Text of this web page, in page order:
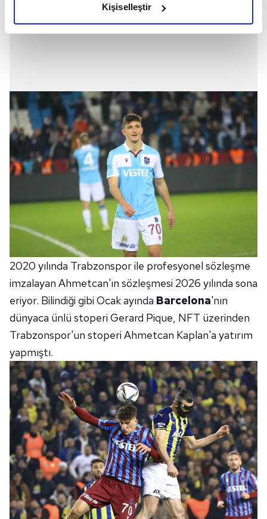
elimizden gelen çabayı gösterdiğimizi ve bu noktada,
gösterilmeyecektir."
Sizlere daha iyi bir hizmet sunabilmek için İnternet
Sitemizde kendimize ve üçüncü kişilere ait çerezler
kullanılmaktadır. Bu çerezler vasıtasıyla çeşitli kişisel
verileriniz işlenmekte olup gerekli olan çerezler bilgi
toplumu hizmetlerinin sunulması amacıyla
kullanılmaktadır. Diğer çerezler, sitemizin daha işlevsel
kılınması ve kişiselleştirilmesi ve sizlere yönelik
reklam/pazarlama faaliyetlerinin yapılması, amaçlarıyla
sınırlı olarak açık rızanız dahilinde kullanılacaktır.
Çerezlere ilişkin tercihlerinizi aşağıda yer alan panel
vasıtasıyla belirleyebilirsiniz. Çerezlere ilişkin detaylı bilgi
için Ayarlar butonuna tıklayabilir,Çerez Bilgilendirme
Metnimiziziyaret edebilirsiniz.
6698 sayılı Kişisel Verilerin Korunması Kanunu uyarınca
hazırlanmış Aydınlatma Metnimizi okumak ve sitemizde
ilgili mevzuata uygun olarak kullanılan çerezlerle ilgili bilgi
almak için lütfentıklayınız.
Kişiselleştir
2020 yılında Trabzonspor ile profesyonel sözleşme
imzalayan Ahmetcan'ın sözleşmesi 2026 yılında sona
eriyor. Bilindiği gibi Ocak ayında Barcelona'nın
dünyaca ünlü stoperi Gerard Pique, NFT üzerinden
Trabzonspor'un stoperi Ahmetcan Kaplan'a yatırım
yapmıştı.